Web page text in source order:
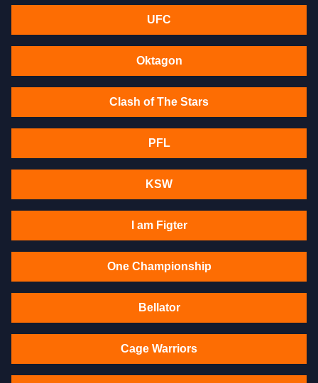
UFC
Oktagon
Clash of The Stars
PFL
KSW
I am Figter
One Championship
Bellator
Cage Warriors